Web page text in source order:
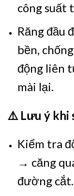
công suất
Răng đầu
bền,
động liên
mài lại.
⚠️ Lưu ý khi
Kiểm tra
→ căng
đường cắt.